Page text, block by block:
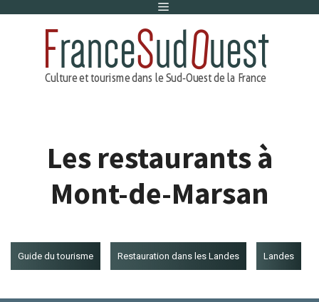
Menu
Les restaurants à
Mont-de-Marsan
Guide du tourisme Restauration dans les Landes Landes